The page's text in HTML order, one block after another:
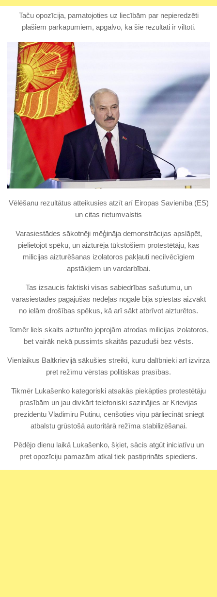
Taču opozīcija, pamatojoties uz liecībām par nepieredzēti
plašiem pārkāpumiem, apgalvo, ka šie rezultāti ir viltoti.
Vēlēšanu rezultātus atteikusies atzīt arī Eiropas Savienība (ES)
un citas rietumvalstis
Varasiestādes sākotnēji mēģināja demonstrācijas apslāpēt,
pielietojot spēku, un aizturēja tūkstošiem protestētāju, kas
milicijas aizturēšanas izolatoros pakļauti necilvēcīgiem
apstākļiem un vardarbībai.
Tas izsaucis faktiski visas sabiedrības sašutumu, un
varasiestādes pagājušās nedēļas nogalē bija spiestas aizvākt
no ielām drošības spēkus, kā arī sākt atbrīvot aizturētos.
Tomēr liels skaits aizturēto joprojām atrodas milicijas izolatoros,
bet vairāk nekā pussimts skaitās pazuduši bez vēsts.
Vienlaikus Baltkrievijā sākušies streiki, kuru dalībnieki arī izvirza
pret režīmu vērstas politiskas prasības.
Tikmēr Lukašenko kategoriski atsakās piekāpties protestētāju
prasībām un jau divkārt telefoniski sazinājies ar Krievijas
prezidentu Vladimiru Putinu, cenšoties viņu pārliecināt sniegt
atbalstu grūstošā autoritārā režīma stabilizēšanai.
Pēdējo dienu laikā Lukašenko, šķiet, sācis atgūt iniciatīvu un
pret opozīciju pamazām atkal tiek pastiprināts spiediens.